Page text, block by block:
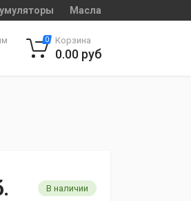
Масла
0 Корзина
0.00 руб
В наличии